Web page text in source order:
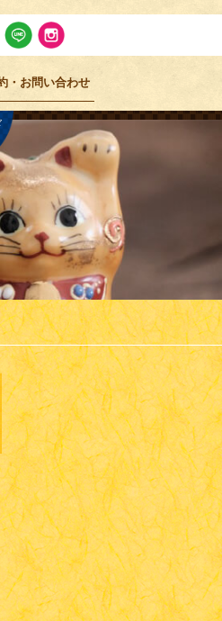
・お問い合わせ